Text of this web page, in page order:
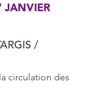
JANVIER
/
circulation des